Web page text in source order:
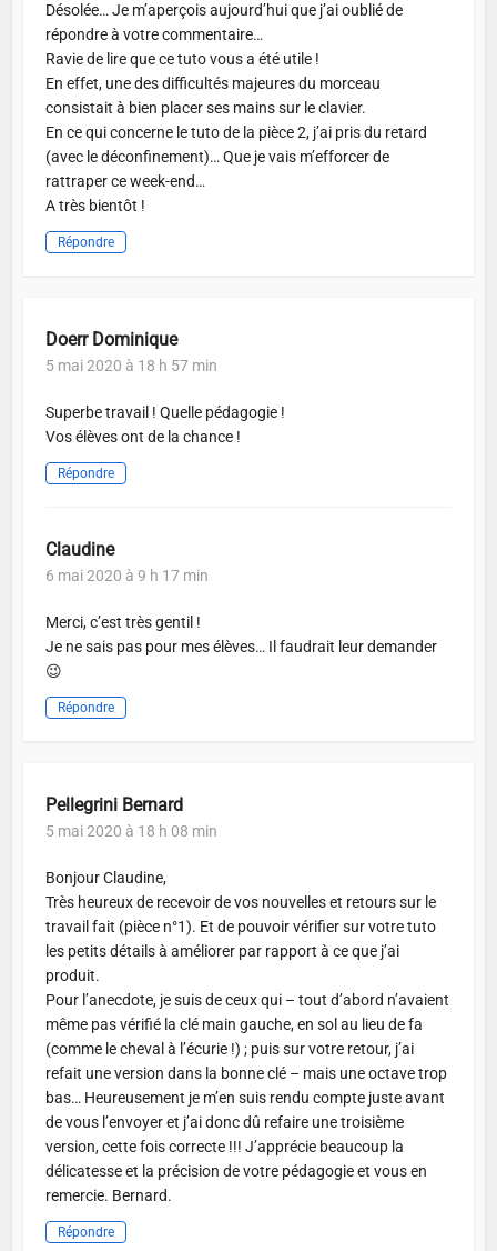
Désolée… Je m’aperçois aujourd’hui que j’ai oublié de
répondre à votre commentaire…
Ravie de lire que ce tuto vous a été utile !
En effet, une des difficultés majeures du morceau
consistait à bien placer ses mains sur le clavier.
En ce qui concerne le tuto de la pièce 2, j’ai pris du retard
(avec le déconfinement)… Que je vais m’efforcer de
rattraper ce week-end…
A très bientôt !
Répondre
Doerr Dominique
5 mai 2020 à 18 h 57 min
Superbe travail ! Quelle pédagogie !
Vos élèves ont de la chance !
Répondre
Claudine
6 mai 2020 à 9 h 17 min
Merci, c’est très gentil !
Je ne sais pas pour mes élèves… Il faudrait leur demander
😉
Répondre
Pellegrini Bernard
5 mai 2020 à 18 h 08 min
Bonjour Claudine,
Très heureux de recevoir de vos nouvelles et retours sur le
travail fait (pièce n°1). Et de pouvoir vérifier sur votre tuto
les petits détails à améliorer par rapport à ce que j’ai
produit.
Pour l’anecdote, je suis de ceux qui – tout d’abord n’avaient
même pas vérifié la clé main gauche, en sol au lieu de fa
(comme le cheval à l’écurie !) ; puis sur votre retour, j’ai
refait une version dans la bonne clé – mais une octave trop
bas… Heureusement je m’en suis rendu compte juste avant
de vous l’envoyer et j’ai donc dû refaire une troisième
version, cette fois correcte !!! J’apprécie beaucoup la
délicatesse et la précision de votre pédagogie et vous en
remercie. Bernard.
Répondre